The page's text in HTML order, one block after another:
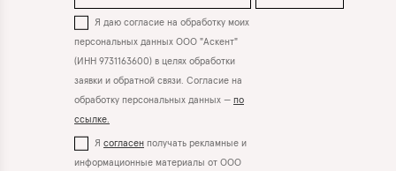
Я даю согласие на обработку моих
персональных данных ООО "Аскент"
(ИНН 9731163600) в целях обработки
заявки и обратной связи. Согласие на
обработку персональных данных — по
ссылке.
Я согласен получать рекламные и
информационные материалы от ООО